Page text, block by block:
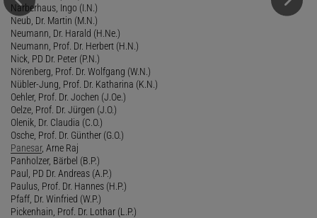
Narberhaus, Ingo (I.N.)
Neub, Dr. Martin (M.N.)
Neumann, Dr. Harald (H.Ne.)
Neumann, Prof. Dr. Herbert (H.N.)
Nick, PD Dr. Peter (P.N.)
Nörenberg, Prof. Dr. Wolfgang (W.N.)
Nübler-Jung, Prof. Dr. Katharina (K.N.)
Oehler, Prof. Dr. Jochen (J.Oe.)
Oelze, Prof. Dr. Jürgen (J.O.)
Olenik, Dr. Claudia (C.O.)
Osche, Prof. Dr. Günther (G.O.)
Panesar, Arne Raj
Panholzer, Bärbel (B.P.)
Paul, PD Dr. Andreas (A.P.)
Paulus, Prof. Dr. Hannes (H.P.)
Pfaff, Dr. Winfried (W.P.)
Pickenhain, Prof. Dr. Lothar (L.P.)